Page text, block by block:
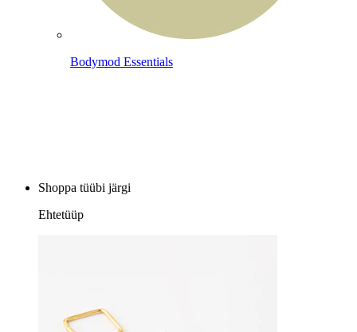
Bodymod Essentials
Shoppa tüübi järgi
Ehtetüüp